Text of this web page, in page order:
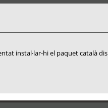
instal·lar-hi el paquet català